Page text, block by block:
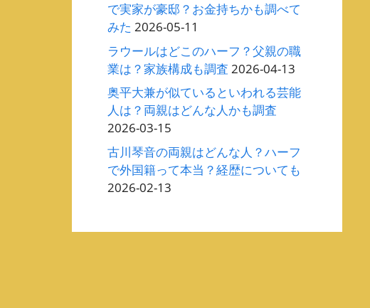
で実家が豪邸？お金持ちかも調べて
みた 2026-05-11
ラウールはどこのハーフ？父親の職
業は？家族構成も調査 2026-04-13
奥平大兼が似ているといわれる芸能
人は？両親はどんな人かも調査
2026-03-15
古川琴音の両親はどんな人？ハーフ
で外国籍って本当？経歴についても
2026-02-13